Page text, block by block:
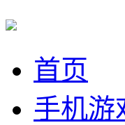
首页
手机游